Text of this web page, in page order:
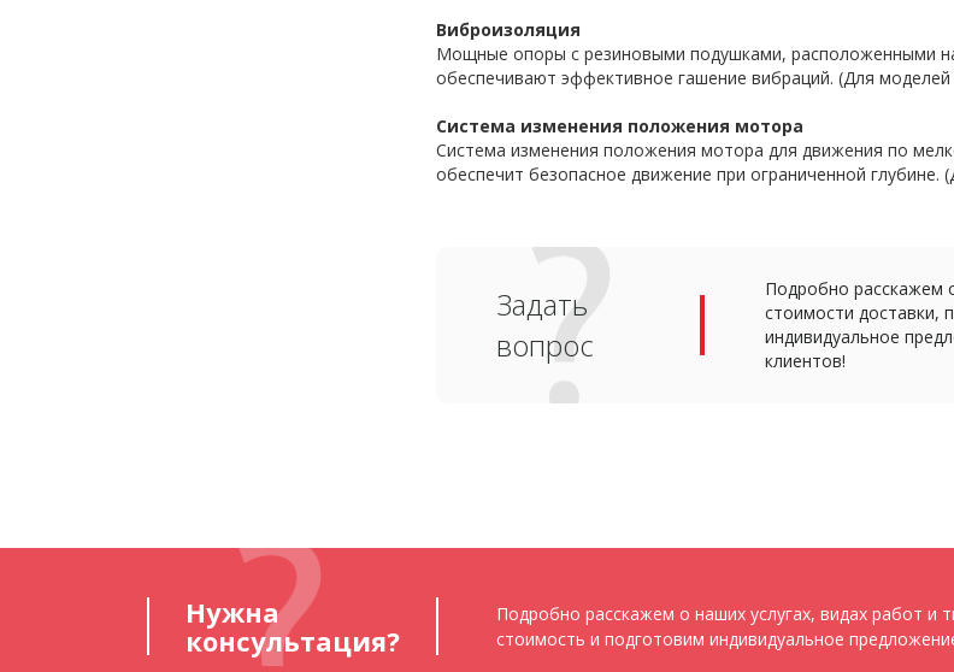
Виброизоляция
Мощные опоры с резиновыми подушками, расположенными
обеспечивают эффективное гашение вибраций. (Для моделей
Система изменения положения мотора
Система изменения положения мотора для движения по
обеспечит безопасное движение при ограниченной
Задать
вопрос
Подробно расскажем
стоимости доставки,
индивидуальное
клиентов!
Нужна
консультация?
Подробно расскажем о наших услугах, видах работ и
стоимость и подготовим индивидуальное